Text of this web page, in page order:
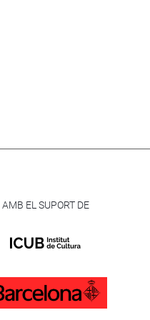
AMB EL SUPORT DE